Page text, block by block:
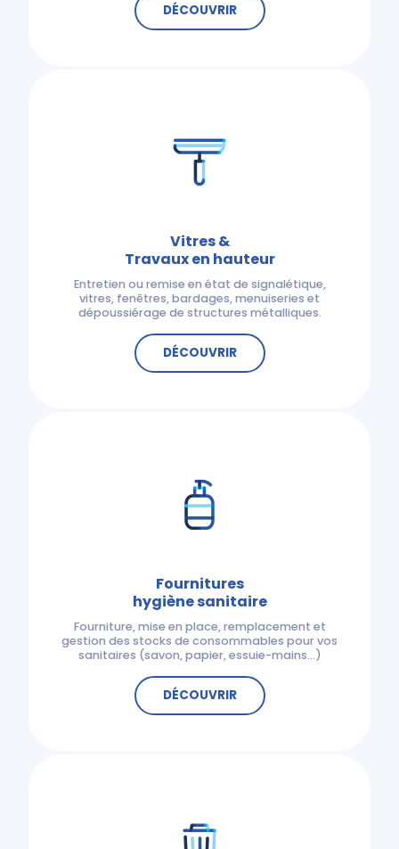
DÉCOUVRIR
Vitres &
Travaux en hauteur
Entretien ou remise en état de signalétique,
vitres, fenêtres, bardages, menuiseries et
dépoussiérage de structures métalliques.
DÉCOUVRIR
Fournitures
hygiène sanitaire
Fourniture, mise en place, remplacement et
gestion des stocks de consommables pour vos
sanitaires (savon, papier, essuie-mains…)
DÉCOUVRIR